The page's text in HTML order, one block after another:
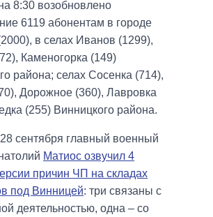
8:30 возобновлено
6119 абонентам в городе
в селах Иванов (1299),
Каменогорка (149)
района; селах Сосенка (714),
Дорожное (360), Лавровка
(255) Винницкого района.
сентября главный военный
Матиос озвучил 4
причин ЧП на складах
под Винницей: три связаны с
деятельностью, одна – со